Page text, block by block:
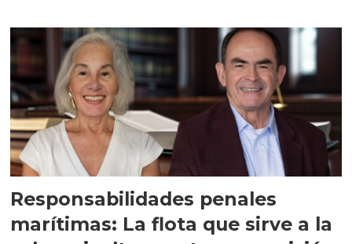
Responsabilidades penales
marítimas: La flota que sirve a la